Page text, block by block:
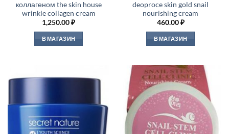
коллагеном the skin house
wrinkle collagen cream
1,250.00₽
В МАГАЗИН
deoproce skin gold snail
nourishing cream
460.00₽
В МАГАЗИН